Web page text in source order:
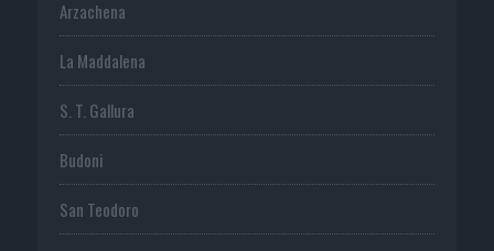
Arzachena
La Maddalena
S. T. Gallura
Budoni
San Teodoro